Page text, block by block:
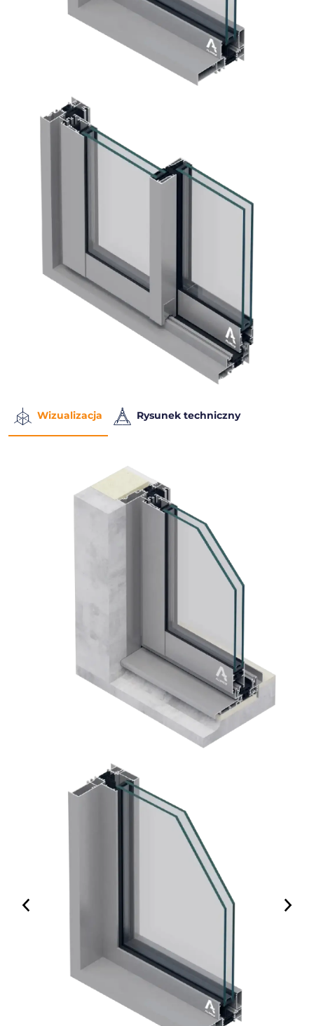
Wizualizacja Rysunek techniczny